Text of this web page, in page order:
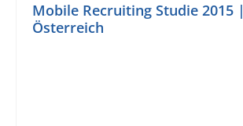
Mobile Recruiting Studie 2015 |
Österreich